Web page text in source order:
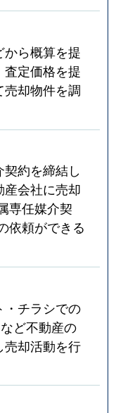
ら概算を提
定価格を提
却物件を調
約を締結し
産会社に売却
専任媒介契
依頼ができる
・チラシでの
ど不動産の
売却活動を行